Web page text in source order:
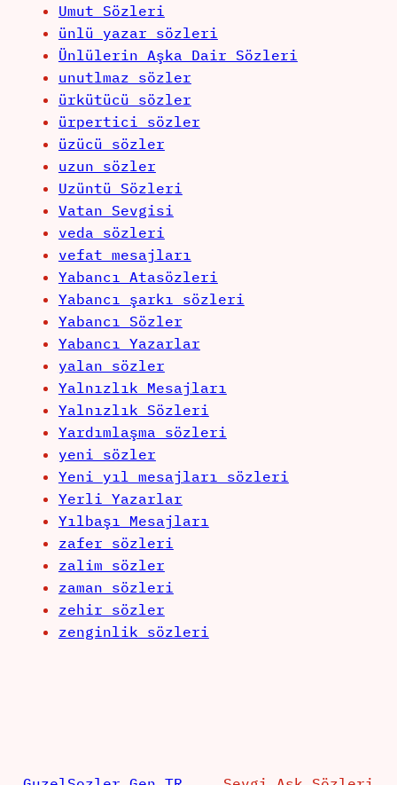
Umut Sözleri
ünlü yazar sözleri
Ünlülerin Aşka Dair Sözleri
unutlmaz sözler
ürkütücü sözler
ürpertici sözler
üzücü sözler
uzun sözler
Uzüntü Sözleri
Vatan Sevgisi
veda sözleri
vefat mesajları
Yabancı Atasözleri
Yabancı şarkı sözleri
Yabancı Sözler
Yabancı Yazarlar
yalan sözler
Yalnızlık Mesajları
Yalnızlık Sözleri
Yardımlaşma sözleri
yeni sözler
Yeni yıl mesajları sözleri
Yerli Yazarlar
Yılbaşı Mesajları
zafer sözleri
zalim sözler
zaman sözleri
zehir sözler
zenginlik sözleri